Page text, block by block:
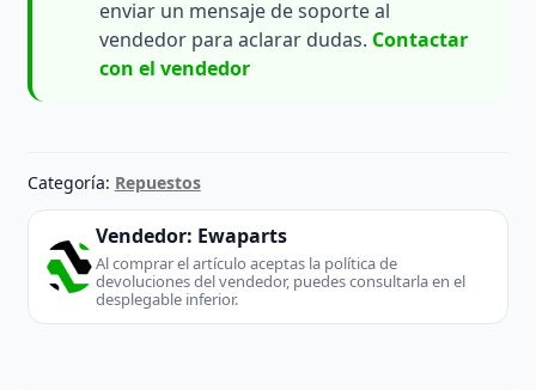
enviar un mensaje de soporte al
vendedor para aclarar dudas. Contactar
con el vendedor
Categoría: Repuestos
Vendedor: Ewaparts
Al comprar el artículo aceptas la política de
devoluciones del vendedor, puedes consultarla en el
desplegable inferior.